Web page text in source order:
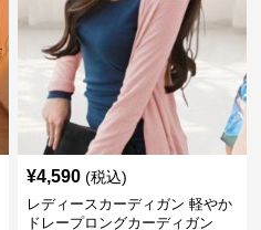
¥4,590 (税込)
レディースカーディガン 軽やか
ドレープロングカーディガン